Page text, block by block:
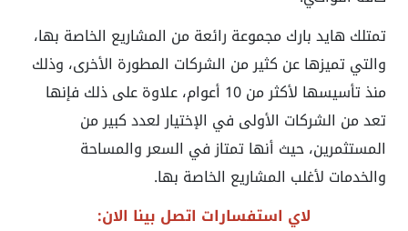
تمتلك هايد بارك مجموعة رائعة من المشاريع الخاصة بها،
والتي تميزها عن كثير من الشركات المطورة الأخرى، وذلك
منذ تأسيسها لأكثر من 10 أعوام، علاوة على ذلك فإنها
تعد من الشركات الأولى في الإختيار لعدد كبير من
المستثمرين، حيث أنها تمتاز في السعر والمساحة
والخدمات لأغلب المشاريع الخاصة بها.
لاي استفسارات اتصل بينا الان: